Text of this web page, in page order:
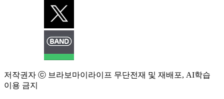
저작권자 ⓒ 브라보마이라이프 무단전재 및 재배포, AI학습
이용 금지